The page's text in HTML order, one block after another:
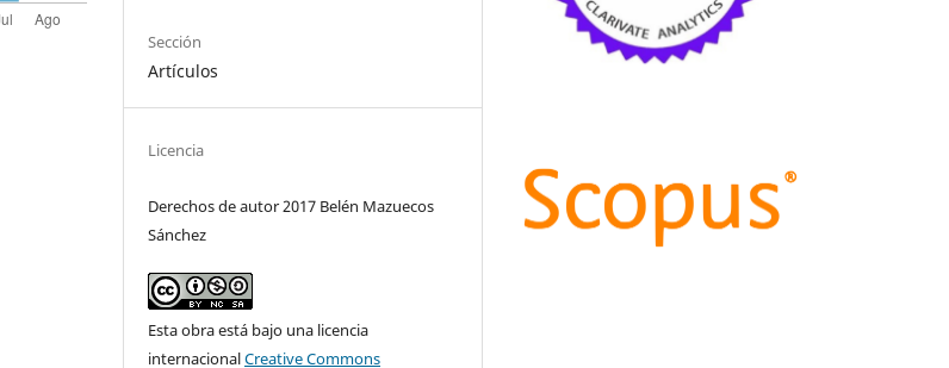
Sección
Artículos
Licencia
Derechos de autor 2017 Belén Mazuecos
Sánchez
Esta obra está bajo una licencia
internacionalCreative Commons